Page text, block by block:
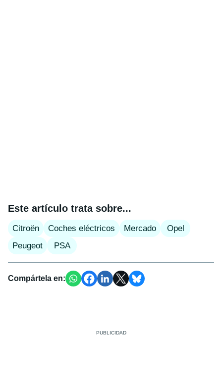
Este artículo trata sobre...
Citroën Coches eléctricos Mercado
Opel
Peugeot
PSA
Compártela en: